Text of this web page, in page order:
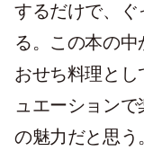
するだけで、ぐ
る。この本の中
おせち料理と
ュエーション
の魅力だと思う